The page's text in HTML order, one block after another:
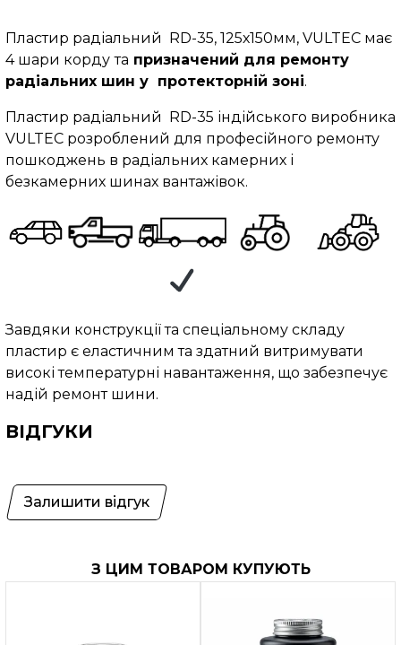
Пластир радіальний RD-35, 125х150мм, VULTEC має
4 шари корду та призначений для ремонту
радіальних шин у протекторній зоні.
Пластир радіальний RD-35 індійського виробника
VULTEC розроблений для професійного ремонту
пошкоджень в радіальних камерних і
безкамерних шинах вантажівок.
Завдяки конструкції та спеціальному складу
пластир є еластичним та здатний витримувати
високі температурні навантаження, що забезпечує
надій ремонт шини.
ВІДГУКИ
Залишити відгук
З ЦИМ ТОВАРОМ КУПУЮТЬ